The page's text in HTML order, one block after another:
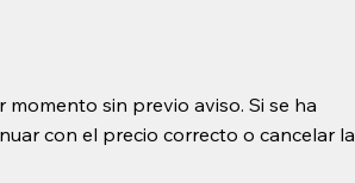
sin previo aviso. Si se ha
con el precio correcto o cancelar la